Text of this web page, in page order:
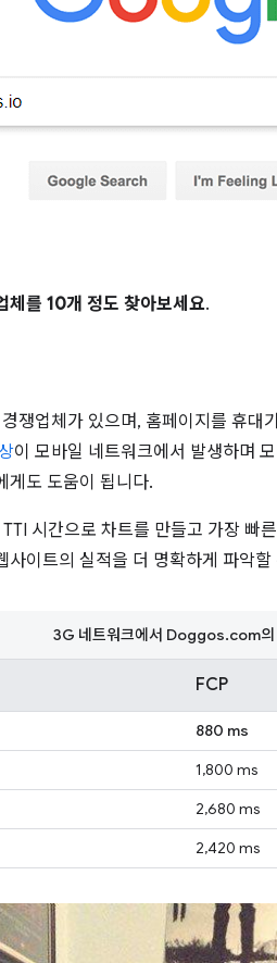
체를 10개 정도 찾아보세요.
쟁업체가 있으며, 홈페이지를 휴대
이 모바일 네트워크에서 발생하며
게도 도움이 됩니다.
시간으로 차트를 만들고 가장 빠
사이트의 실적을 더 명확하게 파악할
FCP
880 ms
1,800 ms
2,680 ms
2,420 ms
3G 네트워크에서 Doggos.com의